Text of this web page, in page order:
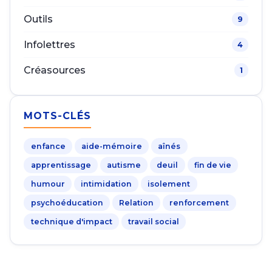
Outils 9
Infolettres 4
Créasources 1
MOTS-CLÉS
enfance aide-mémoire aînés
apprentissage autisme deuil fin de vie
humour intimidation isolement
psychoéducation Relation renforcement
technique d'impact travail social